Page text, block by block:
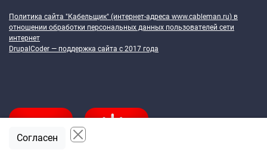
Политика сайта "Кабельщик" (интернет-адреса www.cableman.ru) в
отношении обработки персональных данных пользователей сети
интернет
DrupalCoder — поддержка сайта c 2017 года
Согласен